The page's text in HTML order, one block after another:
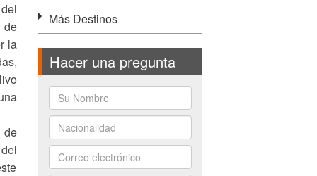
de
la
Más Destinos
Hacer una pregunta